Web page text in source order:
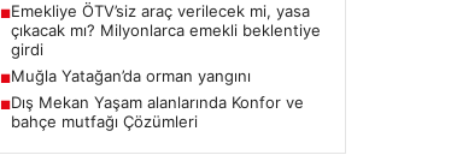
■Emekliye ÖTV’siz araç verilecek mi, yasa
çıkacak mı? Milyonlarca emekli beklentiye
girdi
■Muğla Yatağan’da orman yangını
■Dış Mekan Yaşam alanlarında Konfor ve
bahçe mutfağı Çözümleri